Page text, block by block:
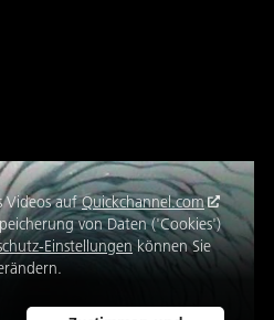
Videos aufQuickchannel.com
von Daten ('Cookies')
Einstellungenkönnen Sie